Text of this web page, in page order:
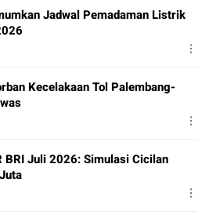
Jadwal Pemadaman Listrik
Kecelakaan Tol Palembang-
BRI Juli 2026: Simulasi Cicilan